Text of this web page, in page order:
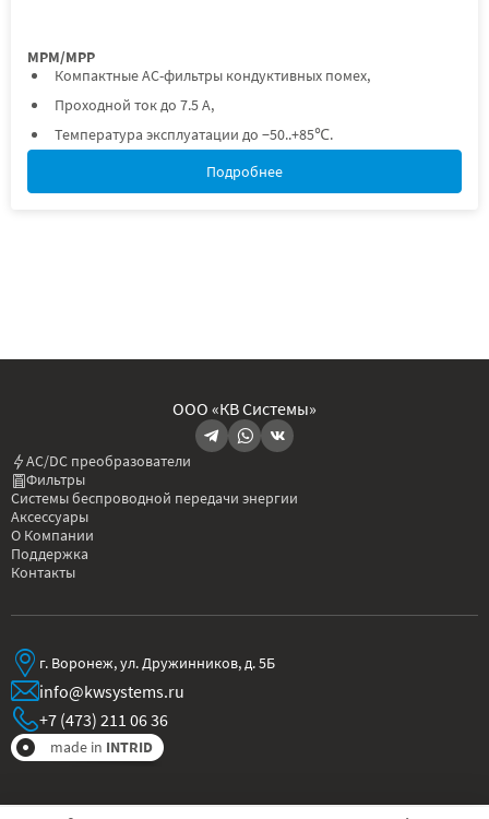
МРМ/МРР
Компактные AC-фильтры кондуктивных помех,
Проходной ток до 7.5 А,
Температура эксплуатации до −50..+85℃.
Подробнее
ООО «КВ Системы»
AC/DC преобразователи
Фильтры
Системы беспроводной передачи энергии
Аксессуары
О Компании
Поддержка
Контакты
г. Воронеж, ул. Дружинников, д. 5Б
info@kwsystems.ru
+7 (473) 211 06 36
made in INTRID